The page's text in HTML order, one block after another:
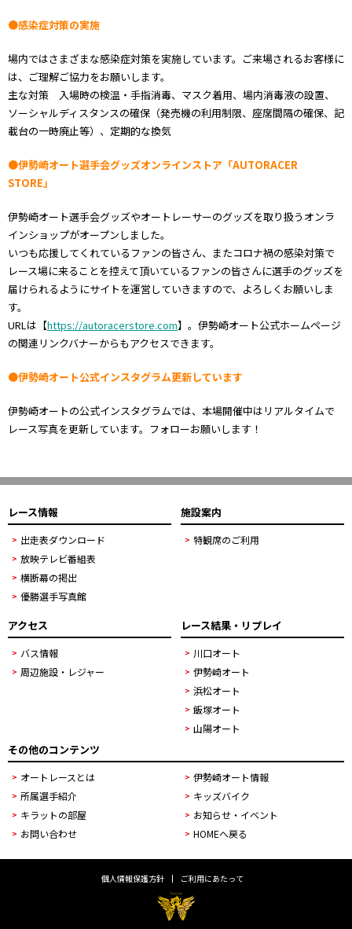
●感染症対策の実施
場内ではさまざまな感染症対策を実施しています。ご来場されるお客様に
は、ご理解ご協力をお願いします。
主な対策 入場時の検温・手指消毒、マスク着用、場内消毒液の設置、
ソーシャルディスタンスの確保（発売機の利用制限、座席間隔の確保、記
載台の一時廃止等）、定期的な換気
●伊勢崎オート選手会グッズオンラインストア「AUTORACER
STORE」
伊勢崎オート選手会グッズやオートレーサーのグッズを取り扱うオンラ
インショップがオープンしました。
いつも応援してくれているファンの皆さん、またコロナ禍の感染対策で
レース場に来ることを控えて頂いているファンの皆さんに選手のグッズを
届けられるようにサイトを運営していきますので、よろしくお願いしま
す。
URLは【https://autoracerstore.com】。伊勢崎オート公式ホームページ
の関連リンクバナーからもアクセスできます。
●伊勢崎オート公式インスタグラム更新しています
伊勢崎オートの公式インスタグラムでは、本場開催中はリアルタイムで
レース写真を更新しています。フォローお願いします！
レース情報
出走表ダウンロード
放映テレビ番組表
横断幕の掲出
優勝選手写真館
施設案内
特観席のご利用
アクセス
バス情報
周辺施設・レジャー
レース結果・リプレイ
川口オート
伊勢崎オート
浜松オート
飯塚オート
山陽オート
その他のコンテンツ
オートレースとは
伊勢崎オート情報
所属選手紹介
キッズバイク
キラットの部屋
お知らせ・イベント
お問い合わせ
HOMEへ戻る
個人情報保護方針 ご利用にあたって